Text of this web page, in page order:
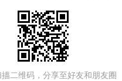
二维码，分享至好友和朋友圈